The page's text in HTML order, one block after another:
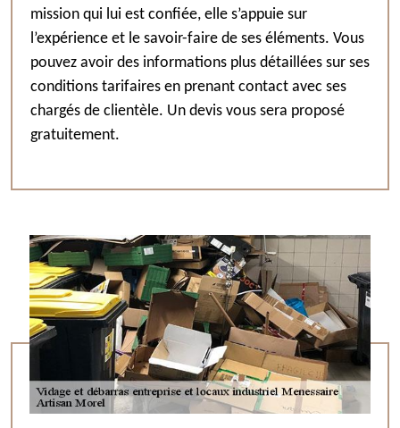
mission qui lui est confiée, elle s’appuie sur
l’expérience et le savoir-faire de ses éléments. Vous
pouvez avoir des informations plus détaillées sur ses
conditions tarifaires en prenant contact avec ses
chargés de clientèle. Un devis vous sera proposé
gratuitement.